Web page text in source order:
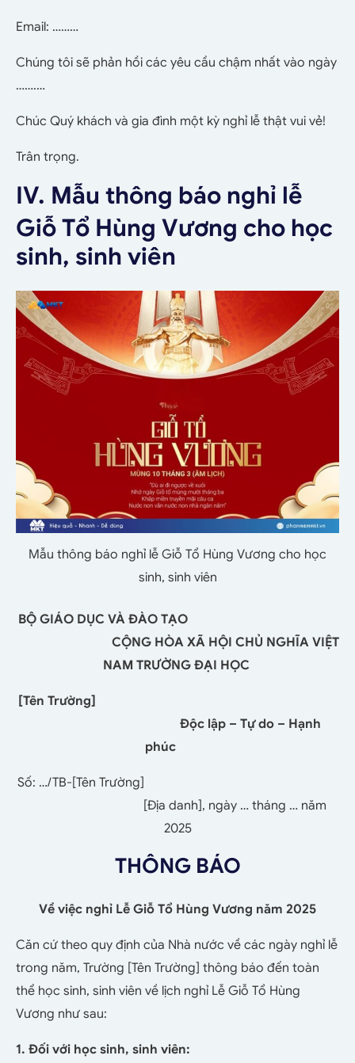
Email: ………
Chúng tôi sẽ phản hồi các yêu cầu chậm nhất vào ngày
…….…
Chúc Quý khách và gia đình một kỳ nghỉ lễ thật vui vẻ!
Trân trọng.
IV. Mẫu thông báo nghỉ lễ
Giỗ Tổ Hùng Vương cho học
sinh, sinh viên
Mẫu thông báo nghỉ lễ Giỗ Tổ Hùng Vương cho học
sinh, sinh viên
BỘ GIÁO DỤC VÀ ĐÀO TẠO
CỘNG HÒA XÃ HỘI CHỦ NGHĨA VIỆT
NAM TRƯỜNG ĐẠI HỌC
[Tên Trường]
Độc lập – Tự do – Hạnh
phúc
Số: …/TB-[Tên Trường]
[Địa danh], ngày … tháng … năm
2025
THÔNG BÁO
Về việc nghỉ Lễ Giỗ Tổ Hùng Vương năm 2025
Căn cứ theo quy định của Nhà nước về các ngày nghỉ lễ
trong năm, Trường [Tên Trường] thông báo đến toàn
thể học sinh, sinh viên về lịch nghỉ Lễ Giỗ Tổ Hùng
Vương như sau:
1. Đối với học sinh, sinh viên: